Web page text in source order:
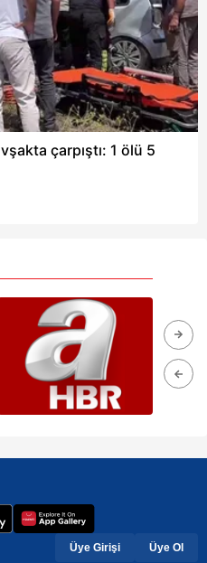
çarpıştı: 1 ölü 5
Üye Girişi Üye Ol